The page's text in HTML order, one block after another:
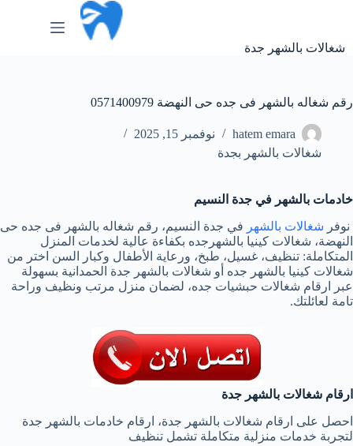
شغالات بالشهر جدة
رقم شغاله بالشهر فى جده حى النهضة 0571400979
hatem emara
نوفمبر 15, 2025
شغالات بالشهر بجدة
خادمات بالشهر في جدة النسيم
نوفر شغالات بالشهر في جدة النسيم، رقم شغاله بالشهر فى جده حى
النهضة، شغالات كينيا بالشهرجده بكفاءة عالية لخدمات المنزل
المتكاملة: تنظيف، غسيل، طبخ، ورعاية الأطفال وكبار السن اختر من
شغالات كينيا بالشهر جده أو شغالات بالشهر جدة الحمدانية بسهولة
عبر ارقام شغالات حبشيات جده، لضمان منزل مرتب ونظيف وراحة
تامة لعائلتك.
ارقام شغالات بالشهر جدة
احصل على ارقام شغالات بالشهر جدة، ارقام خادمات بالشهر جدة
لتجربة خدمات منزلية متكاملة تشمل تنظيف